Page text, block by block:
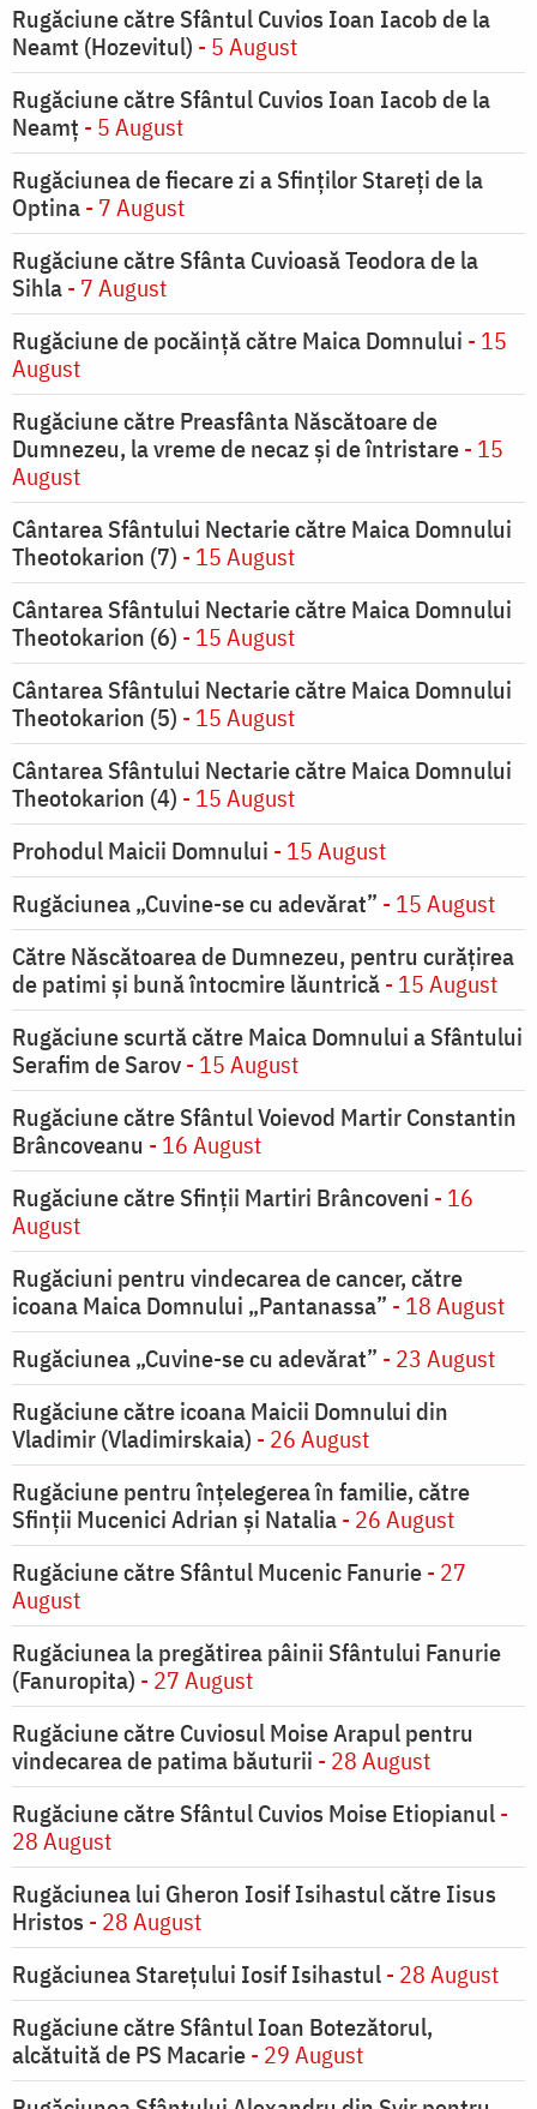
Rugăciune către Sfântul Cuvios Ioan Iacob de la
Neamt (Hozevitul) - 5 August
Rugăciune către Sfântul Cuvios Ioan Iacob de la
Neamț - 5 August
Rugăciunea de fiecare zi a Sfinților Stareți de la
Optina- 7 August
Rugăciune către Sfânta Cuvioasă Teodora de la
Sihla- 7 August
Rugăciune de pocăinţă către Maica Domnului - 15
August
Rugăciune către Preasfânta Născătoare de
Dumnezeu, la vreme de necaz şi de întristare- 15
August
Cântarea Sfântului Nectarie către Maica Domnului
Theotokarion (7) - 15 August
Cântarea Sfântului Nectarie către Maica Domnului
Theotokarion (6) - 15 August
Cântarea Sfântului Nectarie către Maica Domnului
Theotokarion (5) - 15 August
Cântarea Sfântului Nectarie către Maica Domnului
Theotokarion (4) - 15 August
Prohodul Maicii Domnului - 15 August
Rugăciunea „Cuvine-se cu adevărat” - 15 August
Către Născătoarea de Dumnezeu, pentru curățirea
de patimi și bună întocmire lăuntrică- 15 August
Rugăciune scurtă către Maica Domnului a Sfântului
Serafim de Sarov- 15 August
Rugăciune către Sfântul Voievod Martir Constantin
Brâncoveanu - 16 August
Rugăciune către Sfinții Martiri Brâncoveni - 16
August
Rugăciuni pentru vindecarea de cancer, către
icoana Maica Domnului „Pantanassa” - 18 August
Rugăciunea „Cuvine-se cu adevărat” - 23 August
Rugăciune către icoana Maicii Domnului din
Vladimir (Vladimirskaia) - 26 August
Rugăciune pentru înţelegerea în familie, către
Sfinţii Mucenici Adrian şi Natalia- 26 August
Rugăciune către Sfântul Mucenic Fanurie- 27
August
Rugăciunea la pregătirea pâinii Sfântului Fanurie
(Fanuropita) - 27 August
Rugăciune către Cuviosul Moise Arapul pentru
vindecarea de patima băuturii - 28 August
Rugăciune către Sfântul Cuvios Moise Etiopianul-
28 August
Rugăciunea lui Gheron Iosif Isihastul către Iisus
Hristos - 28 August
Rugăciunea Starețului Iosif Isihastul- 28 August
Rugăciune către Sfântul Ioan Botezătorul,
alcătuită de PS Macarie- 29 August